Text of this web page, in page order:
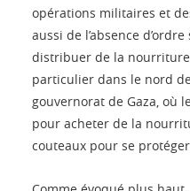
opérations militaires et
aussi de l’absence
distribuer de la
particulier dans le nord
gouvernorat de Gaza, où
pour acheter de la
couteaux pour se protéger.